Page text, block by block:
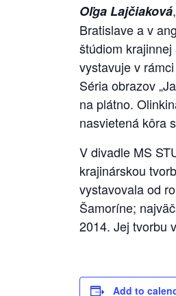
Oľga Lajčiaková
Bratislave a v
štúdiom
vystavuje v
Séria obrazov
na plátno.
nasvietená kôra
V divadle MS
krajinárskou
vystavovala od
Šamoríne;
2014. Jej tvorbu
Add to